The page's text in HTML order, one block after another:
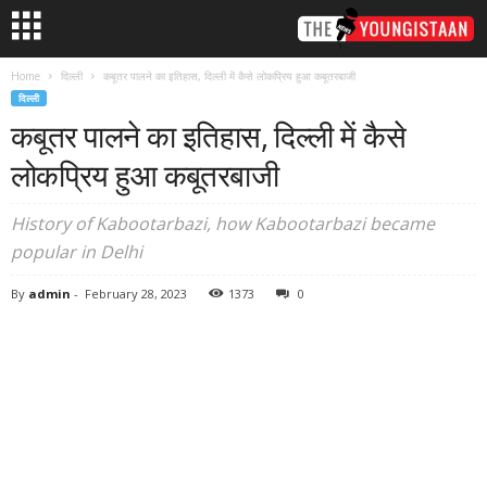
Home दिल्ली कबूतर पालने का इतिहास, दिल्ली में कैसे लोकप्रिय हुआ कबूतरबाजी
दिल्ली
कबूतर पालने का इतिहास, दिल्ली में कैसे
लोकप्रिय हुआ कबूतरबाजी
History of Kabootarbazi, how Kabootarbazi became
popular in Delhi
By admin - February 28, 2023 1373 0